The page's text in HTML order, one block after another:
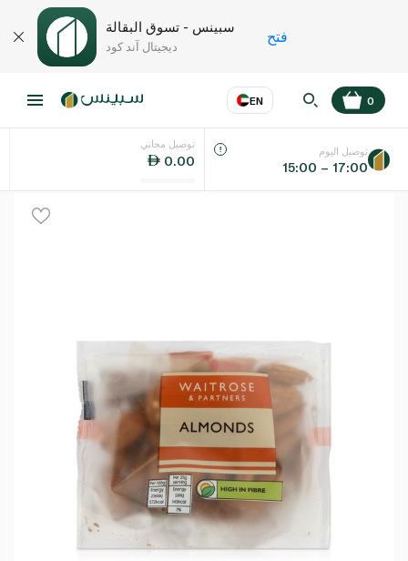
سبينس - تسوق البقالة
ديجيتال آند كود
فتح
EN
اللغة عر
0
توصيل مجاني
0.00
توصيل اليوم
15:00 – 17:00